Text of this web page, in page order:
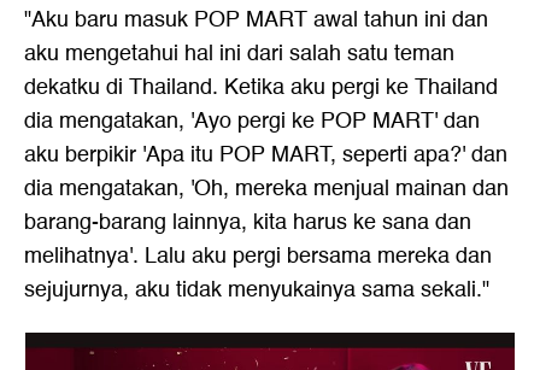
"Aku baru masuk POP MART awal tahun ini dan
aku mengetahui hal ini dari salah satu teman
dekatku di Thailand. Ketika aku pergi ke Thailand
dia mengatakan, 'Ayo pergi ke POP MART' dan
aku berpikir 'Apa itu POP MART, seperti apa?' dan
dia mengatakan, 'Oh, mereka menjual mainan dan
barang-barang lainnya, kita harus ke sana dan
melihatnya'. Lalu aku pergi bersama mereka dan
sejujurnya, aku tidak menyukainya sama sekali."